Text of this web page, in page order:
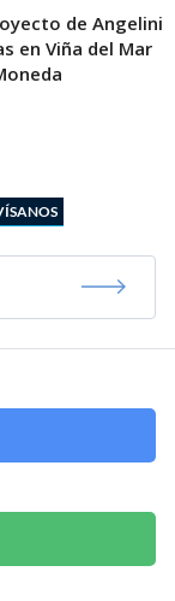
de Angelini
en Viña del Mar